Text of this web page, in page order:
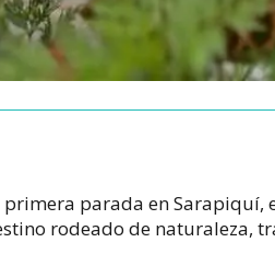
parada en Sarapiquí,
rodeado de naturaleza,